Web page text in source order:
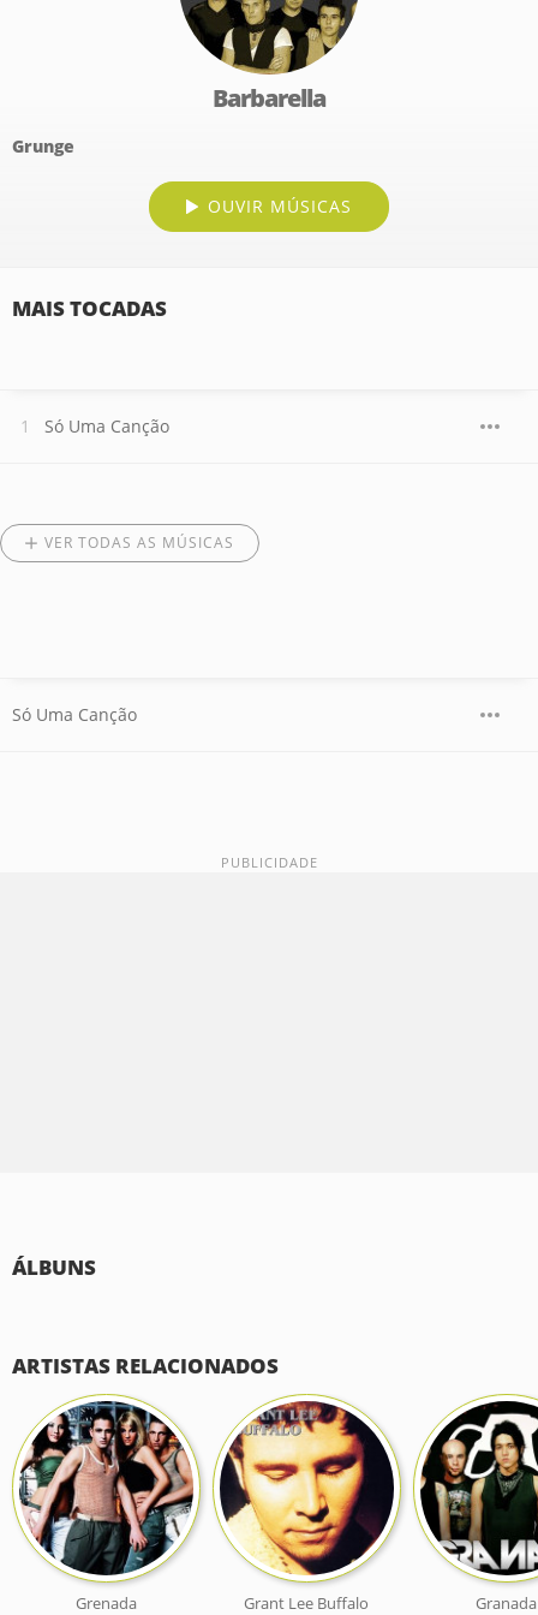
Barbarella
Grunge
OUVIR MÚSICAS
MAIS TOCADAS
Só Uma Canção
VER TODAS AS MÚSICAS
Só Uma Canção
ÁLBUNS
ARTISTAS RELACIONADOS
Grenada Grant Lee Buffalo Granada